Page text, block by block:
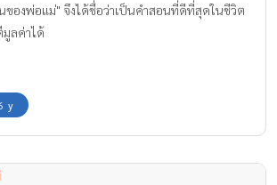
ของพ่อแม่" จึงได้ชื่อว่าเป็นคำสอนที่ดีที่สุดในชีวิต
มูลค่าได้
y